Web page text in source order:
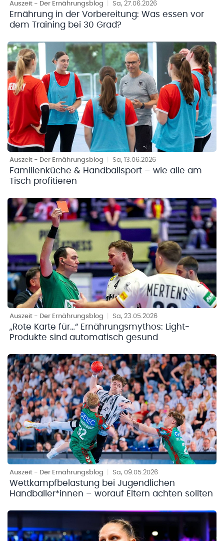
Auszeit - Der Ernährungsblog Sa, 27.06.2026
Ernährung in der Vorbereitung: Was essen vor
dem Training bei 30 Grad?
Auszeit - Der Ernährungsblog Sa, 13.06.2026
Familienküche & Handballsport – wie alle am
Tisch profitieren
Auszeit - Der Ernährungsblog Sa, 23.05.2026
„Rote Karte für…“ Ernährungsmythos: Light-
Produkte sind automatisch gesund
Auszeit - Der Ernährungsblog Sa, 09.05.2026
Wettkampfbelastung bei Jugendlichen
Handballer*innen – worauf Eltern achten sollten